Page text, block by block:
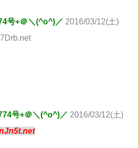
号+＠＼(^o^)／ 2016/03/12(土)
号+＠＼(^o^)／ 2016/03/12(土)